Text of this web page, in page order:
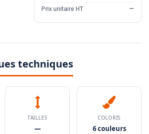
Prix unitaire HT
—
techniques
TAILLES
—
COLORIS
6 couleurs